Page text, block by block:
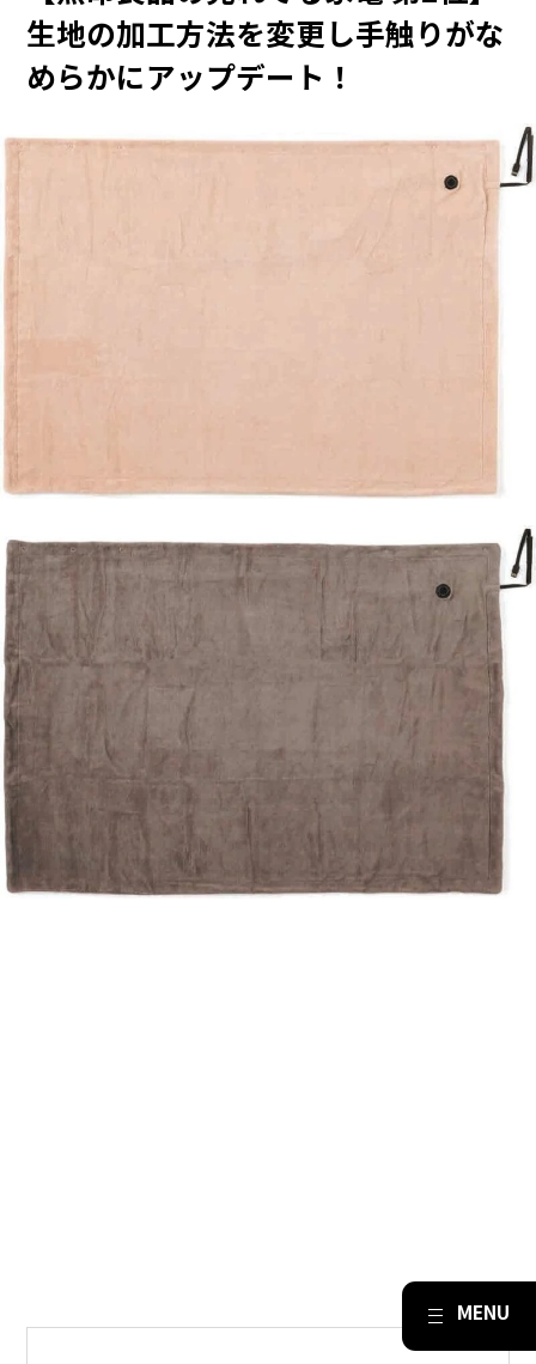
生地の加工方法を変更し手触りがな
めらかにアップデート！